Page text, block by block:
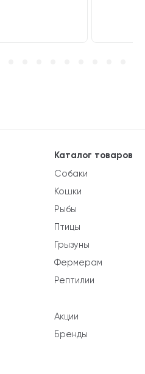
Каталог товаров
Собаки
Кошки
Рыбы
Птицы
Грызуны
Фермерам
Рептилии
Акции
Бренды